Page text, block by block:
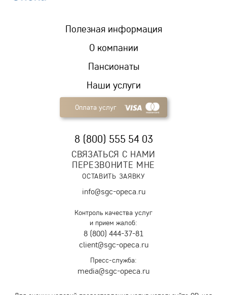
Пансионаты
Наши услуги
Полезная информация
О компании
Оплата услуг
8 (800) 555 54 03
СВЯЗАТЬСЯ С НАМИ
ПЕРЕЗВОНИТЕ МНЕ
ОСТАВИТЬ ЗАЯВКУ
info@sgc-opeca.ru
Контроль качества услуг
и прием жалоб:
8 (800) 444-37-81
client@sgc-opeca.ru
Пресс-служба:
media@sgc-opeca.ru